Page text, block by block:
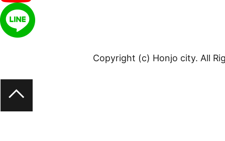
Copyright (c) Honjo city. All